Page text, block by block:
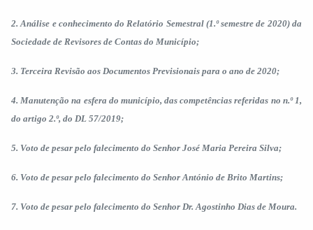
2. Análise e conhecimento do Relatório Semestral (1.º semestre de 2020) da
Sociedade de Revisores de Contas do Município;
3. Terceira Revisão aos Documentos Previsionais para o ano de 2020;
4. Manutenção na esfera do município, das competências referidas no n.º 1,
do artigo 2.º, do DL 57/2019;
5. Voto de pesar pelo falecimento do Senhor José Maria Pereira Silva;
6. Voto de pesar pelo falecimento do Senhor António de Brito Martins;
7. Voto de pesar pelo falecimento do Senhor Dr. Agostinho Dias de Moura.